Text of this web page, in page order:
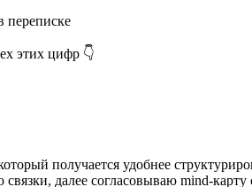
переписке
этих цифр 👇
получается удобнее
далее согласовываю mind-